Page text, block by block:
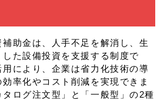
助金は、人手不足を解消し、生
た設備投資を支援する制度で
により、企業は省力化技術の導
率化やコスト削減を実現できま
ログ注文型」と「一般型」の2種